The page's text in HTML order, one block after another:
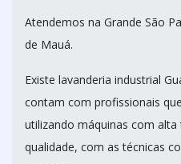
Atendemos na Grande São
de Mauá.
Existe lavanderia industrial
contam com profissionais
utilizando máquinas com
qualidade, com as técnicas